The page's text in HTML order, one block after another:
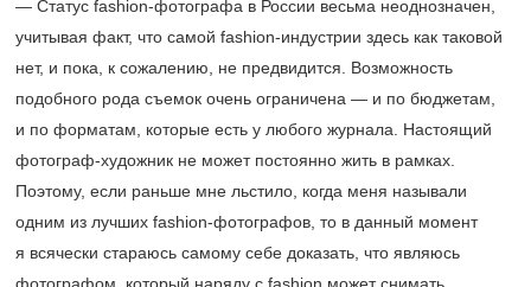
— Статус fashion-фотографа в России весьма неоднозначен,
учитывая факт, что самой fashion-индустрии здесь как таковой
нет, и пока, к сожалению, не предвидится. Возможность
подобного рода съемок очень ограничена — и по бюджетам,
и по форматам, которые есть у любого журнала. Настоящий
фотограф-художник не может постоянно жить в рамках.
Поэтому, если раньше мне льстило, когда меня называли
одним из лучших fashion-фотографов, то в данный момент
я всячески стараюсь самому себе доказать, что являюсь